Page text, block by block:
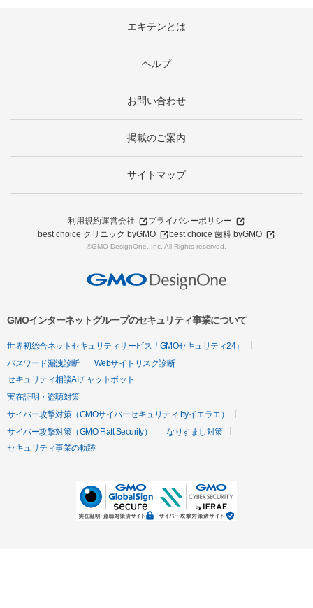
エキテンとは
ヘルプ
お問い合わせ
掲載のご案内
サイトマップ
利用規約運営会社
プライバシーポリシー
best choice クリニック byGMO
best choice 歯科 byGMO
©GMO DesignOne, Inc. All Rights reserved.
GMOインターネットグループのセキュリティ事業について
世界初総合ネットセキュリティサービス「GMOセキュリティ24」
パスワード漏洩診断
Webサイトリスク診断
セキュリティ相談AIチャットボット
実在証明・盗聴対策
サイバー攻撃対策（GMOサイバーセキュリティ byイエラエ）
サイバー攻撃対策（GMO Flatt Security）
なりすまし対策
セキュリティ事業の軌跡